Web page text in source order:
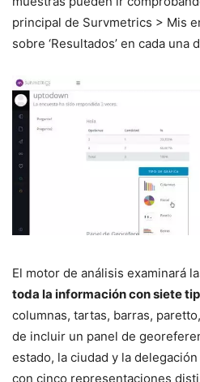
principal de Survmetrics > Mis
sobre ‘Resultados’ en cada una
El motor de análisis examinará
toda la información con siete
columnas, tartas, barras,
de incluir un panel de
estado, la ciudad y la
con cinco representaciones